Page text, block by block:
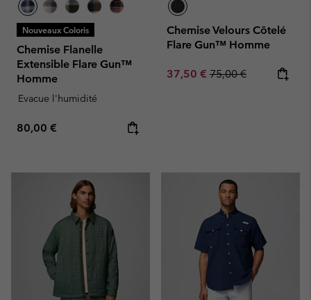
Nouveaux Coloris
Chemise Flanelle
Extensible Flare Gun™
Homme
Evacue l'humidité
Regular price:
80,00 €
Chemise Velours Côtelé
Flare Gun™ Homme
Sale price:
37,50 € Regular price:
75,00 €